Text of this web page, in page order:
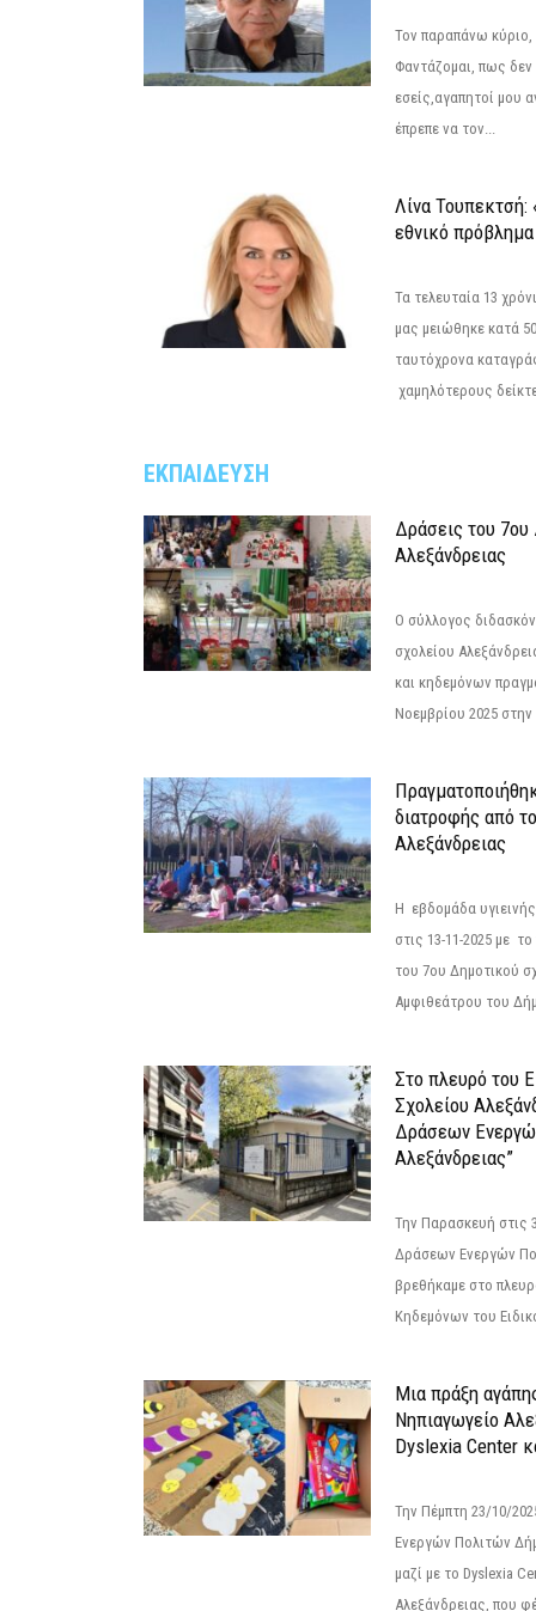
Τον παραπάνω
Φαντάζομαι, πως δεν
εσείς,αγαπητοί μου
έπρεπε να τον...
Λίνα Τουπεκτσή:
εθνικό πρόβλημα
Τα τελευταία 13
μας μειώθηκε κατά
ταυτόχρονα
χαμηλότερους
ΕΚΠΑΙΔΕΥΣΗ
Δράσεις του 7ου
Αλεξάνδρειας
Ο σύλλογος
σχολείου
και κηδεμόνων
Νοεμβρίου 2025
διατροφής από
Αλεξάνδρειας
Η εβδομάδα
στις 13-11-2025 με
του 7ου Δημοτικού
Αμφιθεάτρου του
Στο πλευρό του
Σχολείου
Δράσεων
Αλεξάνδρειας”
Την Παρασκευή
Δράσεων Ενεργών
βρεθήκαμε στο
Κηδεμόνων του
Μια πράξη
Νηπιαγωγείο
Dyslexia Center
Την Πέμπτη 23/10/
Ενεργών Πολιτών
μαζί με το Dyslexia
Αλεξάνδρειας, που